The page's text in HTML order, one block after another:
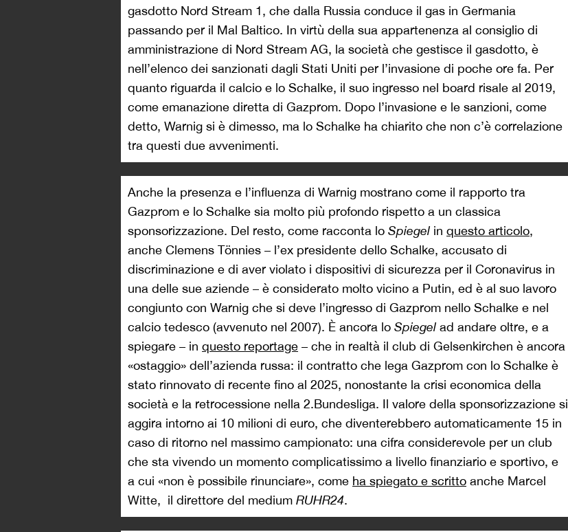
gasdotto Nord Stream 1, che dalla Russia conduce il gas in Germania
passando per il Mal Baltico. In virtù della sua appartenenza al consiglio di
amministrazione di Nord Stream AG, la società che gestisce il gasdotto, è
nell’elenco dei sanzionati dagli Stati Uniti per l’invasione di poche ore fa. Per
quanto riguarda il calcio e lo Schalke, il suo ingresso nel board risale al 2019,
come emanazione diretta di Gazprom. Dopo l’invasione e le sanzioni, come
detto, Warnig si è dimesso, ma lo Schalke ha chiarito che non c’è correlazione
tra questi due avvenimenti.
Anche la presenza e l’influenza di Warnig mostrano come il rapporto tra
Gazprom e lo Schalke sia molto più profondo rispetto a un classica
sponsorizzazione. Del resto, come racconta lo Spiegel in questo articolo,
anche Clemens Tönnies – l’ex presidente dello Schalke, accusato di
discriminazione e di aver violato i dispositivi di sicurezza per il Coronavirus in
una delle sue aziende – è considerato molto vicino a Putin, ed è al suo lavoro
congiunto con Warnig che si deve l’ingresso di Gazprom nello Schalke e nel
calcio tedesco (avvenuto nel 2007). È ancora lo Spiegel ad andare oltre, e a
spiegare – in questo reportage – che in realtà il club di Gelsenkirchen è ancora
«ostaggio» dell’azienda russa: il contratto che lega Gazprom con lo Schalke è
stato rinnovato di recente fino al 2025, nonostante la crisi economica della
società e la retrocessione nella 2.Bundesliga. Il valore della sponsorizzazione si
aggira intorno ai 10 milioni di euro, che diventerebbero automaticamente 15 in
caso di ritorno nel massimo campionato: una cifra considerevole per un club
che sta vivendo un momento complicatissimo a livello finanziario e sportivo, e
a cui «non è possibile rinunciare», come ha spiegato e scritto anche Marcel
Witte, il direttore del medium RUHR24.